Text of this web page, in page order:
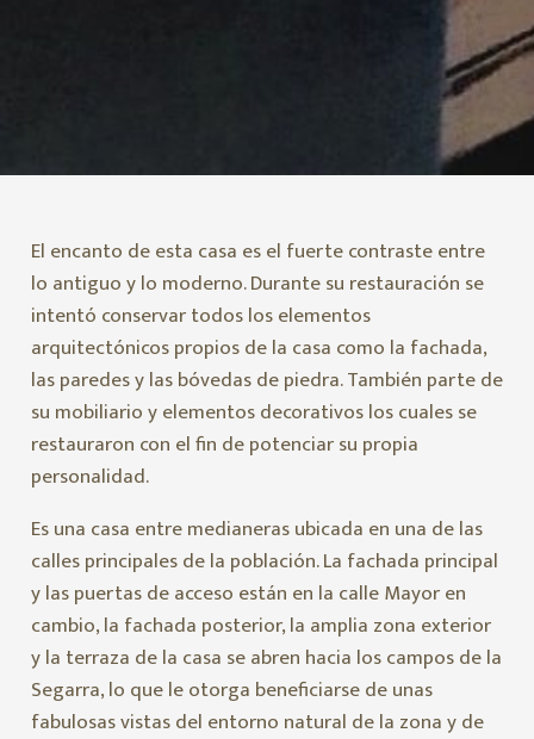
El encanto de esta casa es el fuerte contraste entre
lo antiguo y lo moderno. Durante su restauración se
intentó conservar todos los elementos
arquitectónicos propios de la casa como la fachada,
las paredes y las bóvedas de piedra. También parte de
su mobiliario y elementos decorativos los cuales se
restauraron con el fin de potenciar su propia
personalidad.
Es una casa entre medianeras ubicada en una de las
calles principales de la población. La fachada principal
y las puertas de acceso están en la calle Mayor en
cambio, la fachada posterior, la amplia zona exterior
y la terraza de la casa se abren hacia los campos de la
Segarra, lo que le otorga beneficiarse de unas
fabulosas vistas del entorno natural de la zona y de